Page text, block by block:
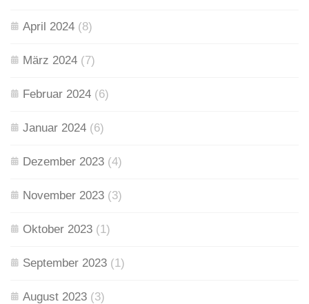
April 2024 (8)
März 2024 (7)
Februar 2024 (6)
Januar 2024 (6)
Dezember 2023 (4)
November 2023 (3)
Oktober 2023 (1)
September 2023 (1)
August 2023 (3)